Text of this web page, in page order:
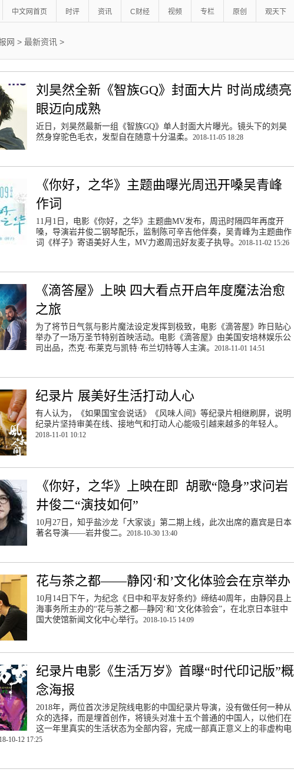
中文网首页 时评 资讯 C财经 视频 专栏 原创 观天下
网 > 最新资讯 >
刘昊然全新《智族GQ》封面大片 时尚成绩亮
眼迈向成熟
近日，刘昊然最新一组《智族GQ》单人封面大片曝光。镜头下的刘昊
然身穿驼色毛衣，发型自在随意十分温柔。 2018-11-05 18:28
《你好，之华》主题曲曝光周迅开嗓吴青峰
作词
11月1日，电影《你好，之华》主题曲MV发布，周迅时隔四年再度开
嗓，导演岩井俊二钢琴配乐，监制陈可辛吉他伴奏，吴青峰为主题曲作
词《样子》寄语美好人生，MV力邀周迅好友麦子执导。 2018-11-02 15:26
《滴答屋》上映 四大看点开启年度魔法治愈
之旅
为了将节日气氛与影片魔法设定发挥到极致，电影《滴答屋》昨日贴心
举办了一场万圣节特别首映活动。电影《滴答屋》由美国安培林娱乐公
司出品，杰克·布莱克与凯特·布兰切特等人主演。2018-11-01 14:51
纪录片 展美好生活打动人心
有人认为，《如果国宝会说话》《风味人间》等纪录片相继刷屏，说明
纪录片坚持审美在线、接地气和打动人心能吸引越来越多的年轻人。
2018-11-01 10:12
《你好，之华》上映在即 胡歌“隐身”求问岩
井俊二“演技如何”
10月27日，知乎盐沙龙「大家谈」第二期上线，此次出席的嘉宾是日本
著名导演——岩井俊二。 2018-10-30 13:40
花与茶之都——静冈‘和’文化体验会在京举办
10月14日下午，为纪念《日中和平友好条约》缔结40周年，由静冈县上
海事务所主办的“花与茶之都—静冈‘和’文化体验会”，在北京日本驻中
国大使馆新闻文化中心举行。 2018-10-15 14:09
纪录片电影《生活万岁》首曝“时代印记版”概
念海报
2018年，两位首次涉足院线电影的中国纪录片导演，没有做任何一种从
众的选择，而是埋首创作，将镜头对准十五个普通的中国人，以他们在
这一年里真实的生活状态为全部内容，完成一部真正意义上的非虚构电
10-12 17:25